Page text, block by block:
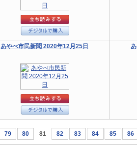
あやべ市民新聞 2020年12月25日
79 80 81 82 83 84 85 86